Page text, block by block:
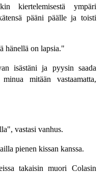
kiertelemisestä ympäri
pääni päälle ja toisti
hänellä on lapsia."
isästäni ja pyysin saada
mitään vastaamatta,
vastasi vanhus.
pienen kissan kanssa.
takaisin muori Colasin